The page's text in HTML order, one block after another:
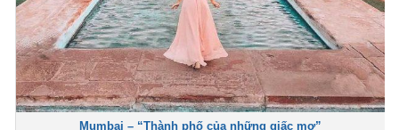
Mumbai – “Thành phố của những giấc mơ”